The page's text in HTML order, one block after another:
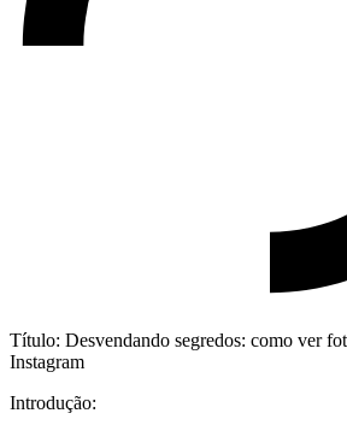
Título: Desvendando segredos: como ver
Instagram
Introdução: